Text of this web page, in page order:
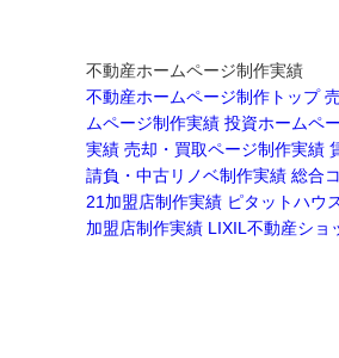
不動産ホームページ制作実績
不動産ホームページ制作トップ
ムページ制作実績 投資ホームペ
実績 売却・買取ページ制作実績
請負・中古リノベ制作実績 総合
21加盟店制作実績 ピタットハウ
加盟店制作実績 LIXIL不動産ショ